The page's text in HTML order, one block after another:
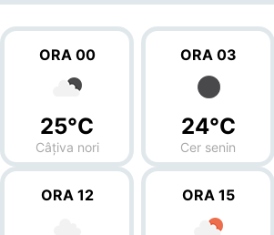
ORA 00
25°C
Câțiva nori
ORA 03
24°C
Cer senin
ORA 12 ORA 15